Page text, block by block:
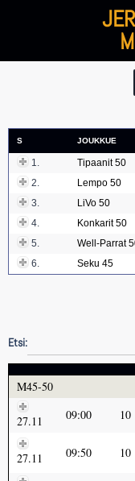
S JOUKKUE
1. Tipaanit 50
2.
Lempo 50
3.
LiVo 50
4.
Konkarit 50
5.
Well-Parrat
6.
Seku 45
Etsi:
M45-50
27.11 09:00 10
27.11 09:50 10